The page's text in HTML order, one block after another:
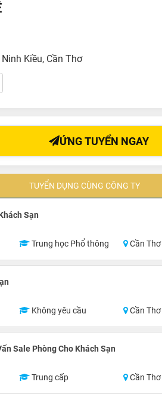
Kiều, Cần Thơ
ỨNG TUYỂN NGAY
TUYỂN DỤNG CÙNG CÔNG TY
Sạn
Trung học Phổ thông Cần Thơ
Không yêu cầu Cần Thơ
Sale Phòng Cho Khách Sạn
Trung cấp Cần Thơ